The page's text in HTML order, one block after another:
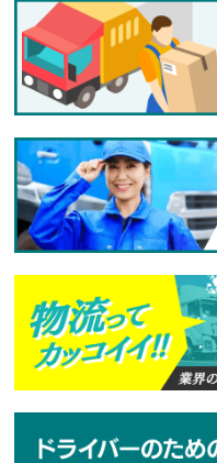
ながら各地を巡るお
なく、接客を楽しみ
色や季節の移り変わ
の仕事ならではの魅
き・人が好きなら大
気持ちを、私たちが
鐵道株式会社】での
エージェントを通じ